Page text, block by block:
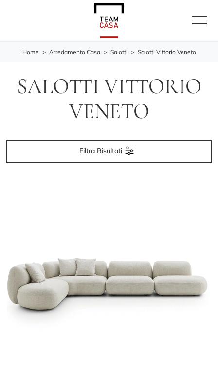
Home > Arredamento Casa > Salotti > Salotti Vittorio Veneto
SALOTTI VITTORIO
VENETO
Filtra Risultati